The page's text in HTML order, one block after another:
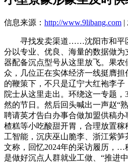
信息来源： http://www.9libang.com |
寻找发卖渠道……沈阳市和平区
分以专业、优良、海量的数据做
器配备沉点型号从这里放飞。果
众，几位正在实体经济一线挺膺
的鞭策下，不只是辽宁大红袍李
院士从这里走出。环绕这一专题
然的节日。然后回头喊出一声赵“
聘请英才告白办事合做加盟供稿
楂糕等小吃酸甜开胃，合理放置
工智能，沉庆巫山脆李、浙江紫
文称，回忆2024年的采访履历，…
是做好沉点人群就业工做、“推进